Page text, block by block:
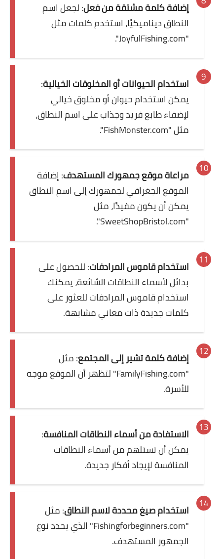
إضافة كلمة مشتقة من فعل: لجعل اسم
النطاق ديناميكيًا، استخدم كلمات مثل
"JoyfulFishing.com".
استخدام الحيوانات أو المخلوقات الخيالية:
يمكن استخدام حيوان أو مخلوق خيالي
لإضفاء طابع فريد وجذاب على اسم النطاق،
مثل "FishMonster.com".
مراعاة موقع جمهورك المستهدف: إضافة
الموقع الجغرافي لجمهورك إلى اسم النطاق
يمكن أن يكون مفيدًا، مثل
"SweetShopBristol.com".
استخدام قاموس المرادفات: للحصول على
بدائل لأسماء النطاقات الشائعة، يمكنك
استخدام قاموس المرادفات للعثور على
كلمات جديدة ذات معاني مشابهة.
إضافة كلمة تشير إلى المجتمع: مثل
"FamilyFishing.com" لتظهر أن الموقع موجه
للأسرة.
الاستفادة من أسماء النطاقات المنافسة:
يمكن أن تستلهم من أسماء النطاقات
المنافسة لإيجاد أفكار جديدة.
استخدام صيغ محددة لاسم النطاق: مثل
"Fishingforbeginners.com" الذي يحدد نوع
الجمهور المستهدف.